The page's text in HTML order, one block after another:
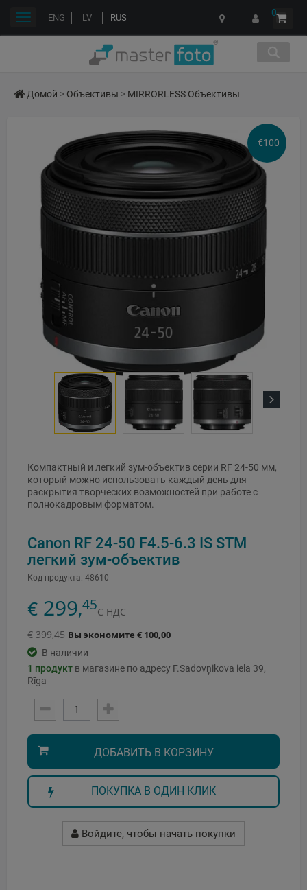
ENG LV RUS 0
Переключить
Домой > Объективы > MIRRORLESS Объективы
-€100
Компактный и легкий зум-объектив серии RF 24-50 мм,
который можно использовать каждый день для
раскрытия творческих возможностей при работе с
полнокадровым форматом.
Canon RF 24-50 F4.5-6.3 IS STM
легкий зум-объектив
Код продукта: 48610
€ 299,45С НДС
€ 399,45 Вы экономите € 100,00
В наличии
1 продукт в магазине по адресу F.Sadovņikova iela 39,
Rīga
ДОБАВИТЬ В КОРЗИНУ
ПОКУПКА В ОДИН КЛИК
Войдите, чтобы начать покупки